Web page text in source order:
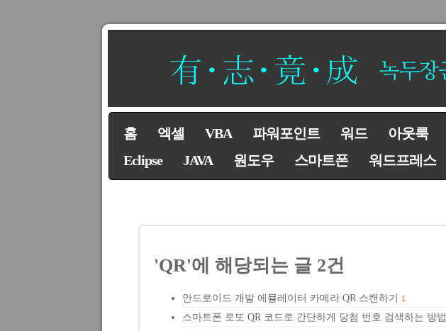
홈 엑셀 VBA 파워포인트 워드 아웃룩
Eclipse
JAVA 원도우 스마트폰 워드프레스
'QR'에 해당되는 글 2건
안드로이드 개발 에뮬레이터 카메라 QR 스캔하기 1
스마트폰 로또 QR 코드로 간단하게 당첨 번호 검색하는 방법